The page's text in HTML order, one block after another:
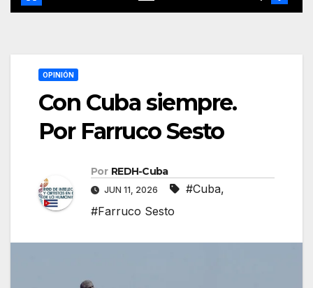
OPINIÓN
Con Cuba siempre.
Por Farruco Sesto
Por REDH-Cuba
JUN 11, 2026 #Cuba,
#Farruco Sesto